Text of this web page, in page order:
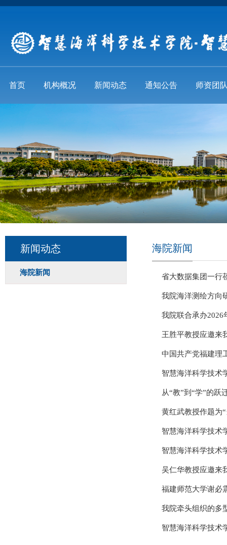
首页 机构概况 新闻动态 通知公告 师资团
新闻动态
海院新闻
海院新闻
省大数据集团一行
我院海洋测绘方向
我院联合承办2026
王胜平教授应邀来
中国共产党福建理
智慧海洋科学技术
从“教”到“学”的
黄红武教授作题为
智慧海洋科学技术
智慧海洋科学技术
吴仁华教授应邀来
福建师范大学谢必
我院牵头组织的多
智慧海洋科学技术